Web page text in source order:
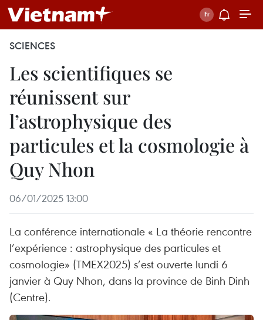
SCIENCES
Les scientifiques se
réunissent sur
l’astrophysique des
particules et la cosmologie à
Quy Nhon
06/01/2025 13:00
La conférence internationale « La théorie rencontre
l’expérience : astrophysique des particules et
cosmologie» (TMEX2025) s’est ouverte lundi 6
janvier à Quy Nhon, dans la province de Binh Dinh
(Centre).